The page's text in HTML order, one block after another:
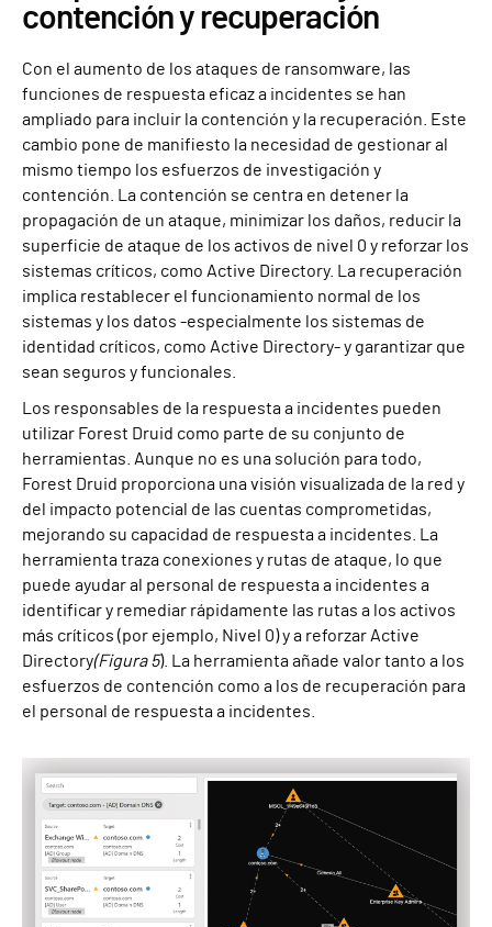
contención y recuperación
Con el aumento de los ataques de ransomware, las
funciones de respuesta eficaz a incidentes se han
ampliado para incluir la contención y la recuperación. Este
cambio pone de manifiesto la necesidad de gestionar al
mismo tiempo los esfuerzos de investigación y
contención. La contención se centra en detener la
propagación de un ataque, minimizar los daños, reducir la
superficie de ataque de los activos de nivel 0 y reforzar los
sistemas críticos, como Active Directory. La recuperación
implica restablecer el funcionamiento normal de los
sistemas y los datos -especialmente los sistemas de
identidad críticos, como Active Directory- y garantizar que
sean seguros y funcionales.
Los responsables de la respuesta a incidentes pueden
utilizar Forest Druid como parte de su conjunto de
herramientas. Aunque no es una solución para todo,
Forest Druid proporciona una visión visualizada de la red y
del impacto potencial de las cuentas comprometidas,
mejorando su capacidad de respuesta a incidentes. La
herramienta traza conexiones y rutas de ataque, lo que
puede ayudar al personal de respuesta a incidentes a
identificar y remediar rápidamente las rutas a los activos
más críticos (por ejemplo, Nivel 0) y a reforzar Active
Directory(Figura 5). La herramienta añade valor tanto a los
esfuerzos de contención como a los de recuperación para
el personal de respuesta a incidentes.